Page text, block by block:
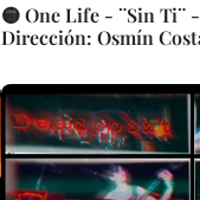
🟡 One Life - ¨Sin Ti¨
Dirección: Osmín